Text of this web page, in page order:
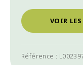
VOIR
Référence :